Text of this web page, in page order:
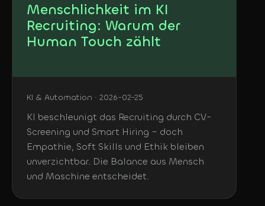
Menschlichkeit im KI
Recruiting: Warum der
Human Touch zählt
KI & Automation · 2026-02-25
KI beschleunigt das Recruiting durch CV-
Screening und Smart Hiring – doch
Empathie, Soft Skills und Ethik bleiben
unverzichtbar. Die Balance aus Mensch
und Maschine entscheidet.